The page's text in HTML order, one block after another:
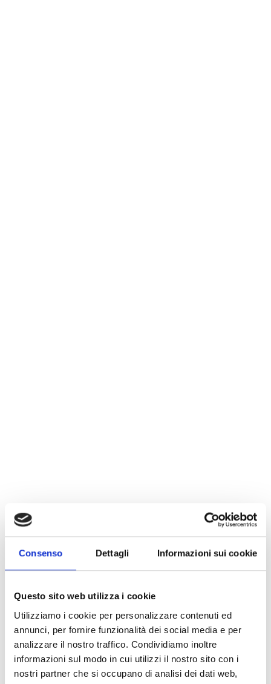
Consenso Dettagli Informazioni sui cookie
Questo sito web utilizza i cookie
Utilizziamo i cookie per personalizzare contenuti ed
annunci, per fornire funzionalità dei social media e per
analizzare il nostro traffico. Condividiamo inoltre
informazioni sul modo in cui utilizzi il nostro sito con i
nostri partner che si occupano di analisi dei dati web,